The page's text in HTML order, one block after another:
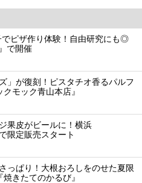
ピザ作り体験！自由研究にも◎
で開催
」が復刻！ピスタチオ香るパルフ
モック青山本店』
果皮がビールに！横浜
限定販売スタート
っぱり！大根おろしをのせた夏限
きたてのかるび』